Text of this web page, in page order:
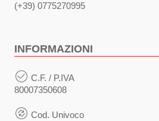
(+39) 0775270995
INFORMAZIONI
C.F. / P.IVA
80007350608
Cod. Univoco